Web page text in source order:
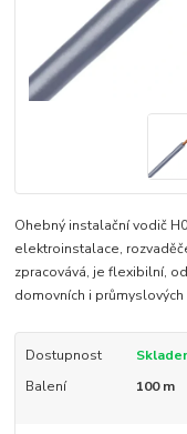
Ohebný instalační vodič
elektroinstalace,
zpracovává, je flexibilní,
domovních i průmyslových
Dostupnost
Balení
100 m